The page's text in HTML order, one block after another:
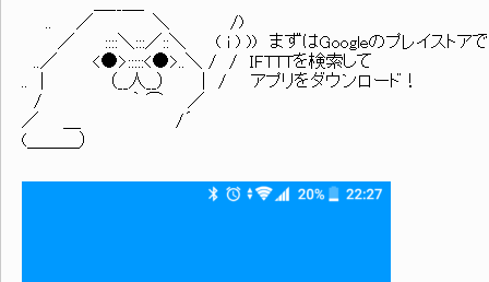
.. ／ ＼ /)
／ ::::＼:::／::＼ ( i ) )) まずはGoogleのプレイストアで
..／ <●>:::::<●>..＼ / / IFTTTを検索して
.. | （__人__） | / アプリをダウンロード！
/ ｀ ⌒ ／
／ ＿ /´
(＿＿＿）